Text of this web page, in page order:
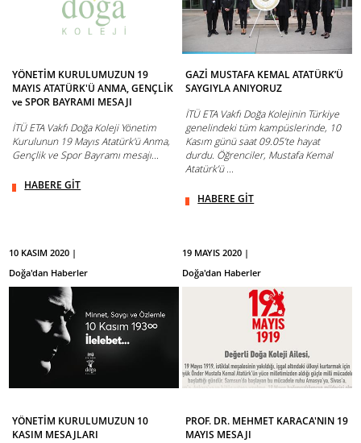
YÖNETİM KURULUMUZUN 19
MAYIS ATATÜRK'Ü ANMA, GENÇLİK
ve SPOR BAYRAMI MESAJI
İTÜ ETA Vakfı Doğa Koleji Yönetim
Kurulunun 19 Mayıs Atatürk'ü Anma,
Gençlik ve Spor Bayramı mesajı...
HABERE GİT
GAZİ MUSTAFA KEMAL ATATÜRK’Ü
SAYGIYLA ANIYORUZ
İTÜ ETA Vakfı Doğa Kolejinin Türkiye
genelindeki tüm kampüslerinde, 10
Kasım günü saat 09.05’te hayat
durdu. Öğrenciler, Mustafa Kemal
Atatürk’ü ...
HABERE GİT
10 KASIM 2020 |
Doğa'dan Haberler
YÖNETİM KURULUMUZUN 10
KASIM MESAJLARI
19 MAYIS 2020 |
Doğa'dan Haberler
PROF. DR. MEHMET KARACA'NIN 19
MAYIS MESAJI